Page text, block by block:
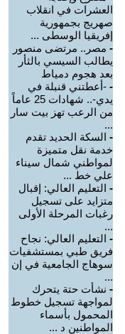
العشرات في انقلاب
صهريج بجمهورية
إفريقيا الوسطى ...
- مصر.. مرتضى منصور
يطالب السيسي بالثأر
بعد هجوم دمياط
- -أعطتني قنبلة في
يدي-.. شهادات 25 عاماً
من الرعب تهز بيت سار
...
- السكة الحديد تقدم
خدمة نقل متميزة
لمواطني شمال سيناء
علي خط ...
- التعليم العالي: إقبال
متزايد على تسجيل
رغبات المرحلة الأولى
...
- التعليم العالي: نجاح
فريق طبي بمستشفيات
سوهاج الجامعية في إن
...
- نشأت حتة يتحرك
لمواجهة تسجيل خطوط
المحمول بأسماء
المواطنين د ...